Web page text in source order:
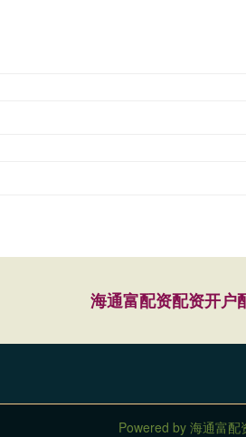
海通富配资配资开户
Powered by 海通富配